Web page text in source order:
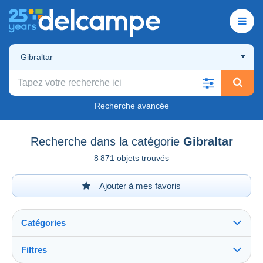
Gibraltar
Recherche avancée
Recherche dans la catégorie Gibraltar
8 871 objets trouvés
Ajouter à mes favoris
Catégories
Filtres